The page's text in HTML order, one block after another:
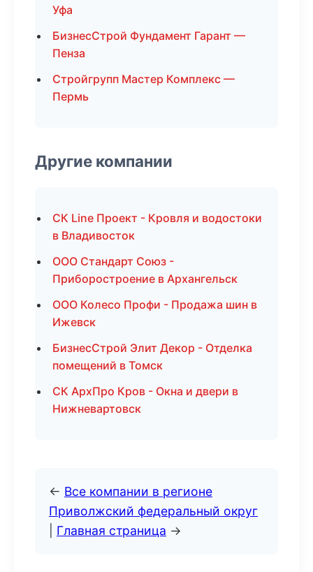
Уфа
БизнесСтрой Фундамент Гарант —
Пенза
Стройгрупп Мастер Комплекс —
Пермь
Другие компании
СК Line Проект - Кровля и водостоки
в Владивосток
ООО Стандарт Союз -
Приборостроение в Архангельск
ООО Колесо Профи - Продажа шин в
Ижевск
БизнесСтрой Элит Декор - Отделка
помещений в Томск
СК АрхПро Кров - Окна и двери в
Нижневартовск
← Все компании в регионе
Приволжский федеральный округ
Главная страница →